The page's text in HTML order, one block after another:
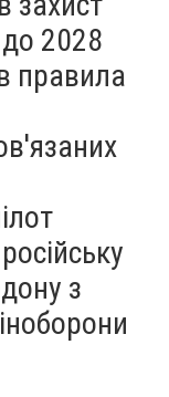
до 2028
правила
з